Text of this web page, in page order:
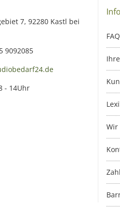
7, 92280 Kastl bei
9092085
- 14Uhr
FAQ
Wir